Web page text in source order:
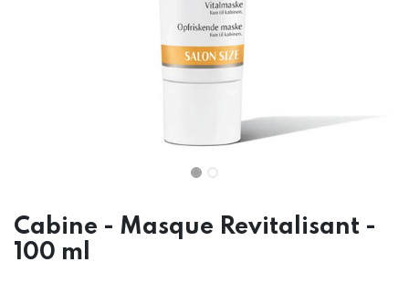
Cabine - Masque Revitalisant -
100 ml